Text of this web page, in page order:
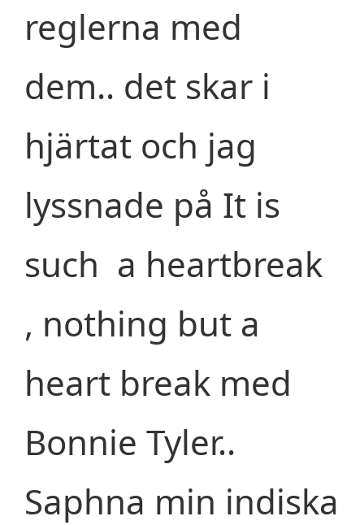
reglerna med
dem.. det skar i
hjärtat och jag
lyssnade på It is
such a heartbreak
, nothing but a
heart break med
Bonnie Tyler..
Saphna min indiska